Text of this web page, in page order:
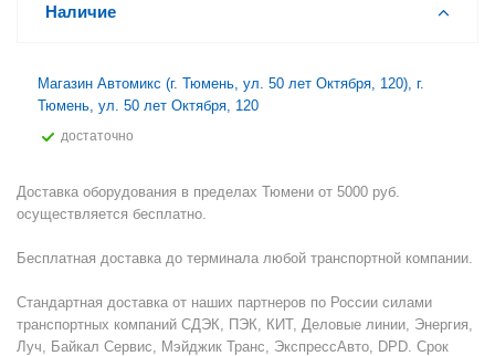
Наличие
Магазин Автомикс (г. Тюмень, ул. 50 лет Октября, 120), г.
Тюмень, ул. 50 лет Октября, 120
Достаточно
Доставка оборудования в пределах Тюмени от 5000 руб.
осуществляется бесплатно.
Бесплатная доставка до терминала любой транспортной компании.
Стандартная доставка от наших партнеров по России силами
транспортных компаний СДЭК, ПЭК, КИТ, Деловые линии, Энергия,
Луч, Байкал Сервис, Мэйджик Транс, ЭкспрессАвто, DPD. Срок